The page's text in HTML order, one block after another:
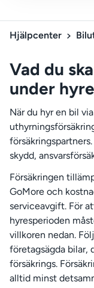
Hjälpcenter
Vad du
under
När du hyr en bil
skydd,
Försäkringen
GoMore och
serviceavgift. För
hyresperioden
villkoren nedan.
företagsägda bilar,
försäkrings.
alltid minst